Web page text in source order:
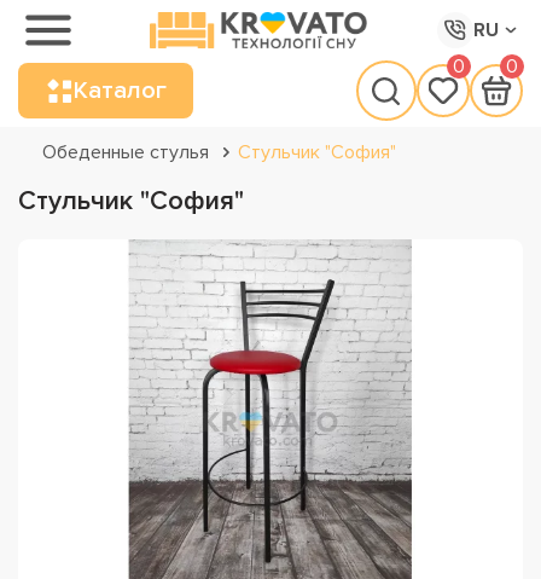
RU
Каталог
0 0
Обеденные стулья Стульчик "София"
Стульчик "София"